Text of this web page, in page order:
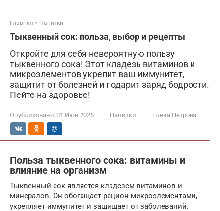
Главная » Напитки
Тыквенный сок: польза, выбор и рецепты
Откройте для себя невероятную пользу
тыквенного сока! Этот кладезь витаминов и
микроэлементов укрепит ваш иммунитет,
защитит от болезней и подарит заряд бодрости.
Пейте на здоровье!
Опубликовано: 01 Июн 2026 Напитки Елена Петрова
Польза тыквенного сока: витамины и
влияние на организм
Тыквенный сок является кладезем витаминов и
минералов. Он обогащает рацион микроэлементами,
укрепляет иммунитет и защищает от заболеваний.